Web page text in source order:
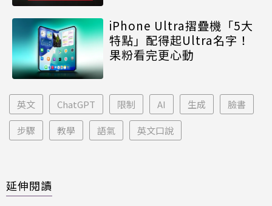
iPhone Ultra摺疊機「5大
特點」配得起Ultra名字！
果粉看完更心動
英文 ChatGPT 限制 AI 生成 臉書
步驟 教學 語氣 英文口說
延伸閱讀